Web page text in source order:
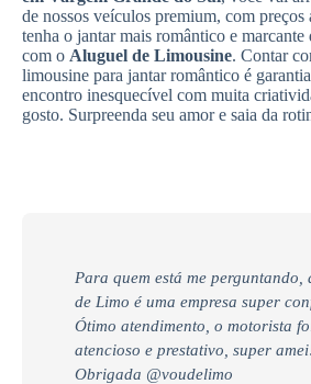
de nossos veículos premium, com preços
tenha o jantar mais romântico e marcante
com o Aluguel de Limousine. Contar
limousine para jantar romântico é
encontro inesquecível com muita
gosto. Surpreenda seu amor e saia da
Para quem está me perguntando,
de Limo é uma empresa super
Ótimo atendimento, o motorista
atencioso e prestativo, super
Obrigada @voudelimo